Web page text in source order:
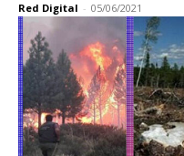
Red Digital - 05/06/2021